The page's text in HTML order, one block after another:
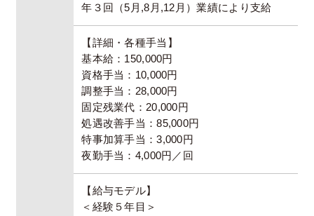
年３回（5月,8月,12月）業績により支給
【詳細・各種手当】
基本給：150,000円
資格手当：10,000円
調整手当：28,000円
固定残業代：20,000円
処遇改善手当：85,000円
特事加算手当：3,000円
夜勤手当：4,000円／回
【給与モデル】
＜経験５年目＞